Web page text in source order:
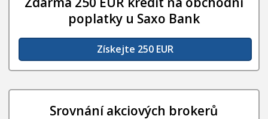
poplatky u Saxo Bank
Získejte 250 EUR
Srovnání akciových brokerů